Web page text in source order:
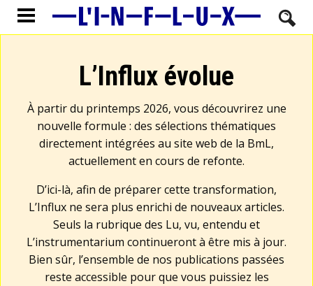
L’Influx évolue
À partir du printemps 2026, vous découvrirez une
nouvelle formule : des sélections thématiques
directement intégrées au site web de la BmL,
actuellement en cours de refonte.
D’ici-là, afin de préparer cette transformation,
L’Influx ne sera plus enrichi de nouveaux articles.
Seuls la rubrique des Lu, vu, entendu et
L’instrumentarium continueront à être mis à jour.
Bien sûr, l’ensemble de nos publications passées
reste accessible pour que vous puissiez les